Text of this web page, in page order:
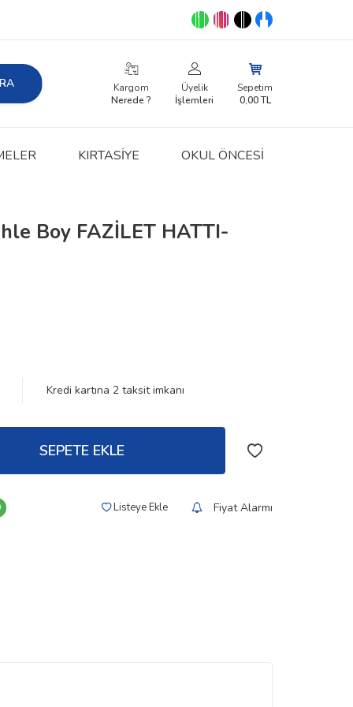
Kargom
Nerede ?
Üyelik
İşlemleri
Sepetim
0,00TL
KIRTASIYE OKUL ÖNCESİ
Boy FAZİLET HATTI-
Kredi kartına 2 taksit imkanı
SEPETE EKLE
Listeye Ekle Fiyat Alarmı